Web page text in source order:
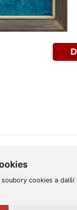
cookies a